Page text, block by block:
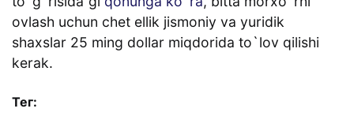
ovlash uchun chet ellik jismoniy va yuridik
shaxslar 25 ming dollar miqdorida to`lov qilishi
kerak.
Тег: